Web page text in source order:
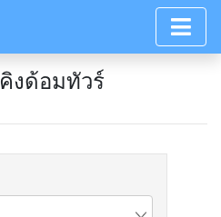
คิงด้อมทัวร์